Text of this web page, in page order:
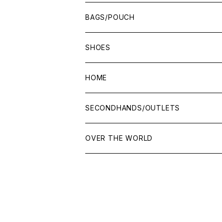
BAGS/POUCH
SHOES
HOME
SECONDHANDS/OUTLETS
OVER THE WORLD